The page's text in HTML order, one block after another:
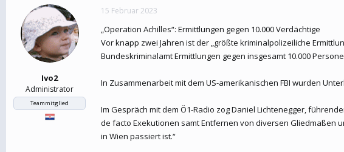
Ivo2
Administrator
Teammitglied
15 Februar 2023
„Operation Achilles“: Ermittlungen gegen 10.000 Verdächtige
Vor knapp zwei Jahren ist der „größte kriminalpolizeiliche
Bundeskriminalamt Ermittlungen gegen insgesamt 10.000
In Zusammenarbeit mit dem US-amerikanischen FBI wurden
Im Gespräch mit dem Ö1-Radio zog Daniel Lichtenegger,
de facto Exekutionen samt Entfernen von diversen Gliedmaßen
in Wien passiert ist.“